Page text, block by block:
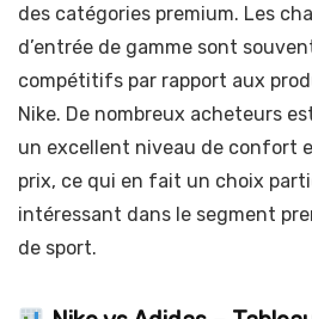
des catégories premium. Les
d’entrée de gamme sont
compétitifs par rapport aux
Nike. De nombreux acheteurs
un excellent niveau de confort
prix, ce qui en fait un choix
intéressant dans le segment
de sport.